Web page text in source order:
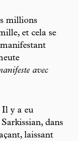
millions
et cela se
avec
Il y a eu
dans
laissant